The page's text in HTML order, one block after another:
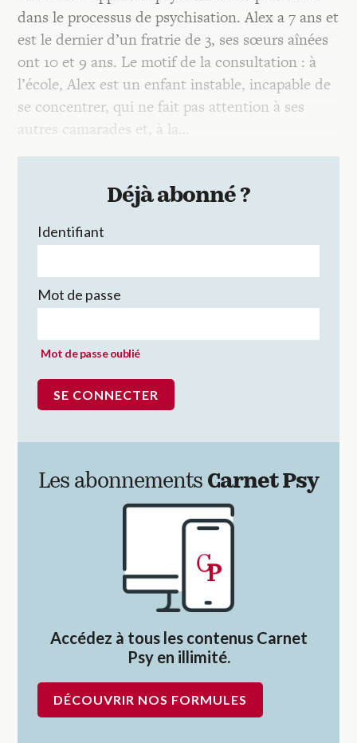
dans le processus de psychisation. Alex a 7 ans et
est le dernier d’un fratrie de 3, ses sœurs aînées
ont 10 et 9 ans. Le motif de la consultation : à
l’école, Alex est un enfant instable, incapable de
se concentrer, qui ne fait pas attention à ses
autres camarades et, à la…
Déjà abonné ?
Identifiant
Mot de passe
Mot de passe oublié
Les abonnements Carnet Psy
Accédez à tous les contenus Carnet
Psy en illimité.
DÉCOUVRIR NOS FORMULES